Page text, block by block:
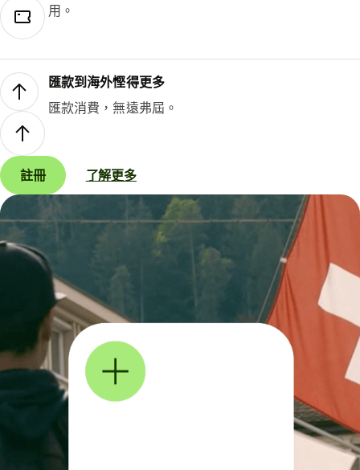
用。
匯款到海外慳得更多
匯款消費，無遠弗屆。
註冊 了解更多